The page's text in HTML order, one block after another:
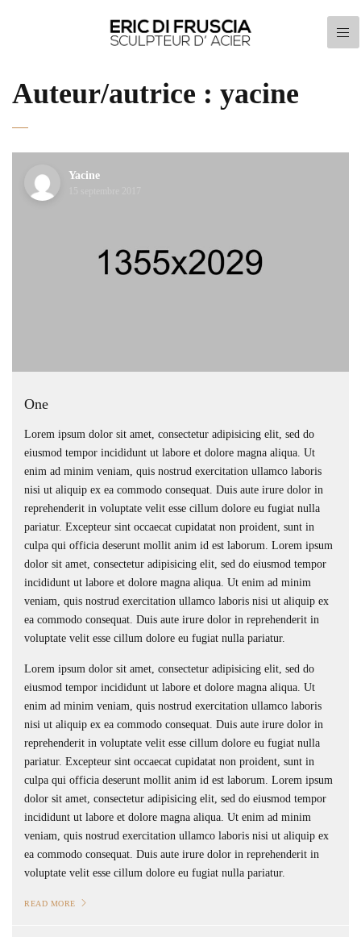
Auteur/autrice : yacine
Yacine
One
Lorem ipsum dolor sit amet, consectetur adipisicing elit, sed do
eiusmod tempor incididunt ut labore et dolore magna aliqua. Ut
enim ad minim veniam, quis nostrud exercitation ullamco laboris
nisi ut aliquip ex ea commodo consequat. Duis aute irure dolor in
reprehenderit in voluptate velit esse cillum dolore eu fugiat nulla
pariatur. Excepteur sint occaecat cupidatat non proident, sunt in
culpa qui officia deserunt mollit anim id est laborum. Lorem ipsum
dolor sit amet, consectetur adipisicing elit, sed do eiusmod tempor
incididunt ut labore et dolore magna aliqua. Ut enim ad minim
veniam, quis nostrud exercitation ullamco laboris nisi ut aliquip ex
ea commodo consequat. Duis aute irure dolor in reprehenderit in
voluptate velit esse cillum dolore eu fugiat nulla pariatur.
Lorem ipsum dolor sit amet, consectetur adipisicing elit, sed do
eiusmod tempor incididunt ut labore et dolore magna aliqua. Ut
enim ad minim veniam, quis nostrud exercitation ullamco laboris
nisi ut aliquip ex ea commodo consequat. Duis aute irure dolor in
reprehenderit in voluptate velit esse cillum dolore eu fugiat nulla
pariatur. Excepteur sint occaecat cupidatat non proident, sunt in
culpa qui officia deserunt mollit anim id est laborum. Lorem ipsum
dolor sit amet, consectetur adipisicing elit, sed do eiusmod tempor
incididunt ut labore et dolore magna aliqua. Ut enim ad minim
veniam, quis nostrud exercitation ullamco laboris nisi ut aliquip ex
ea commodo consequat. Duis aute irure dolor in reprehenderit in
voluptate velit esse cillum dolore eu fugiat nulla pariatur.
READ MORE